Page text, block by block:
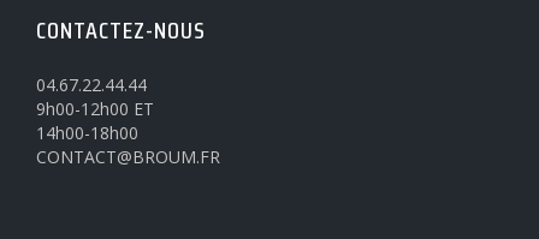
CONTACTEZ-NOUS
04.67.22.44.44
9h00-12h00 ET
14h00-18h00
CONTACT@BROUM.FR